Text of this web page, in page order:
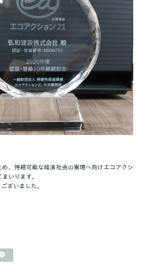
、持続可能な経済社会の実現へ向けエコアクシ
いります。
ざいました。